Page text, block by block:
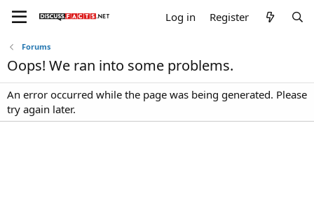
Log in Register
Forums
Oops! We ran into some problems.
An error occurred while the page was being generated. Please
try again later.